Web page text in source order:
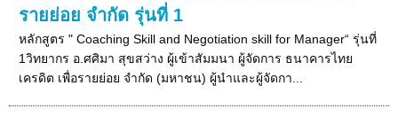
รายย่อย จำกัด รุ่นที่ 1
หลักสูตร " Coaching Skill and Negotiation skill for Manager“ รุ่นที่
1วิทยากร อ.ศศิมา สุขสว่าง ผู้เข้าสัมมนา ผู้จัดการ ธนาคารไทย
เครดิต เพื่อรายย่อย จำกัด (มหาชน) ผู้นำและผู้จัดกา...